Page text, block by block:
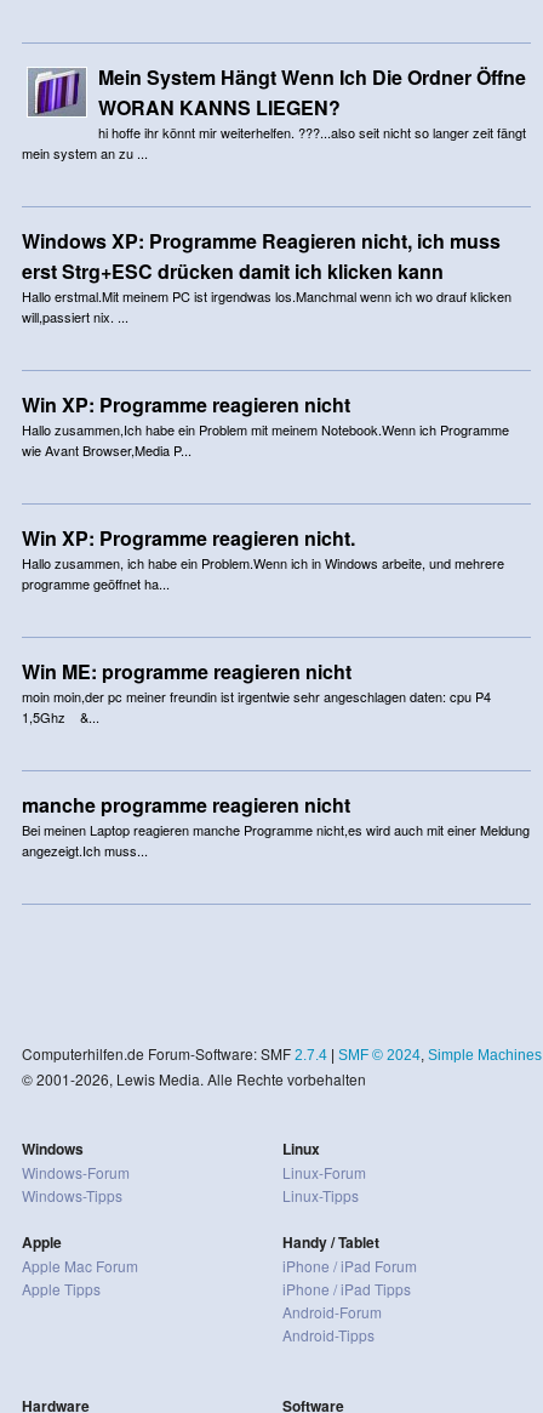
Mein System Hängt Wenn Ich Die Ordner Öffne
WORAN KANNS LIEGEN?
hi hoffe ihr könnt mir weiterhelfen. ???...also seit nicht so langer zeit fängt
mein system an zu ...
Windows XP: Programme Reagieren nicht, ich muss
erst Strg+ESC drücken damit ich klicken kann
Hallo erstmal.Mit meinem PC ist irgendwas los.Manchmal wenn ich wo drauf klicken
will,passiert nix. ...
Win XP: Programme reagieren nicht
Hallo zusammen,Ich habe ein Problem mit meinem Notebook.Wenn ich Programme
wie Avant Browser,Media P...
Win XP: Programme reagieren nicht.
Hallo zusammen, ich habe ein Problem.Wenn ich in Windows arbeite, und mehrere
programme geöffnet ha...
Win ME: programme reagieren nicht
moin moin,der pc meiner freundin ist irgentwie sehr angeschlagen daten: cpu P4
1,5Ghz &...
manche programme reagieren nicht
Bei meinen Laptop reagieren manche Programme nicht,es wird auch mit einer Meldung
angezeigt.Ich muss...
Computerhilfen.de Forum-Software: SMF 2.7.4| SMF © 2024, Simple Machines
© 2001-2026, Lewis Media. Alle Rechte vorbehalten
Windows
Windows-Forum
Windows-Tipps
Apple
Apple Mac Forum
Apple Tipps
Linux
Linux-Forum
Linux-Tipps
Handy / Tablet
iPhone / iPad Forum
iPhone / iPad Tipps
Android-Forum
Android-Tipps
Hardware Software